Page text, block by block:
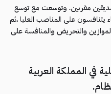
صديقين مقربين. وتوسعت مع توسع
يتنافسون على المناصب العليا ،ثم
والتحريض والمنافسة على
في المملكة العربية